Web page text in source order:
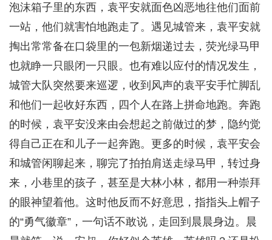
泡沫箱子里的东西，袁平安就面色凶恶地往他们面前
一站，他们就害怕地跑走了。遇见城管来，袁平安就
掏出常常备在口袋里的一包新烟递过去，荧光绿马甲
也就睁一只眼闭一只眼。也有难以应付的情况发生，
城管大队突然要来巡逻，收到风声的袁平安手忙脚乱
和他们一起收好东西，四个人在路上拼命地跑。奔跑
的时候，袁平安没来由会想起之前做过的梦，隐约觉
得自己正在和儿子一起奔跑。更多的时候，袁平安会
和城管闲聊起来，聊完了拍拍肩送走绿马甲，转过身
来，小巷里的孩子，甚至是大林小林，都用一种崇拜
的眼神望着他。这时他反而不好意思，指指头上帽子
的“勇气徽章”，一句话不敢说，走回到晨晨身边。晨